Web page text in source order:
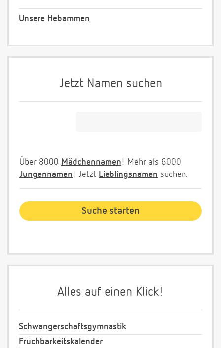
Unsere Hebammen
Jetzt Namen suchen
Über 8000 Mädchennamen! Mehr als 6000
Jungennamen! Jetzt Lieblingsnamen suchen.
Alles auf einen Klick!
Schwangerschaftsgymnastik
Fruchbarkeitskalender